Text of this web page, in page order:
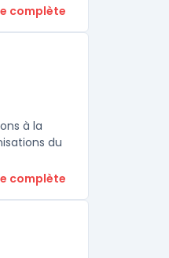
complète
à la
du
complète